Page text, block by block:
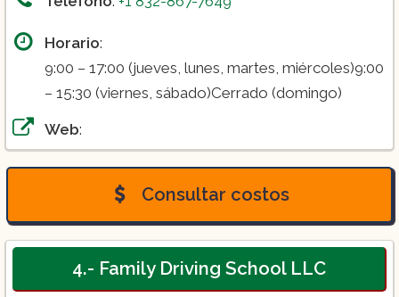
Horario:
9:00 – 17:00 (jueves, lunes, martes, miércoles)9:00
– 15:30 (viernes, sábado)Cerrado (domingo)
Web:
Consultar costos
4.- Family Driving School LLC